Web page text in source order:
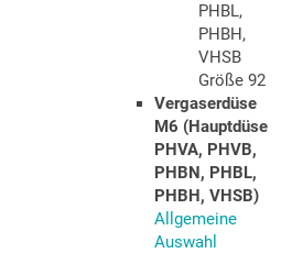
PHBL,
PHBH,
VHSB
Größe 92
Vergaserdüse
M6 (Hauptdüse
PHVA, PHVB,
PHBN, PHBL,
PHBH, VHSB)
Allgemeine
Auswahl